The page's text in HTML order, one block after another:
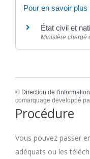
Pour en savoir plus
État civil et
Ministère chargé
© Direction de
comarquage developpé
Procédure
Vous pouvez passer
adéquats ou les